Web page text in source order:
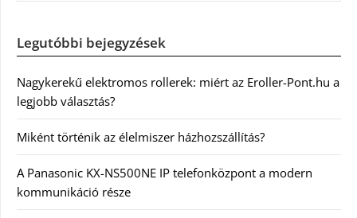
Legutóbbi bejegyzések
Nagykerekű elektromos rollerek: miért az Eroller-Pont.hu a
legjobb választás?
Miként történik az élelmiszer házhozszállítás?
A Panasonic KX-NS500NE IP telefonközpont a modern
kommunikáció része